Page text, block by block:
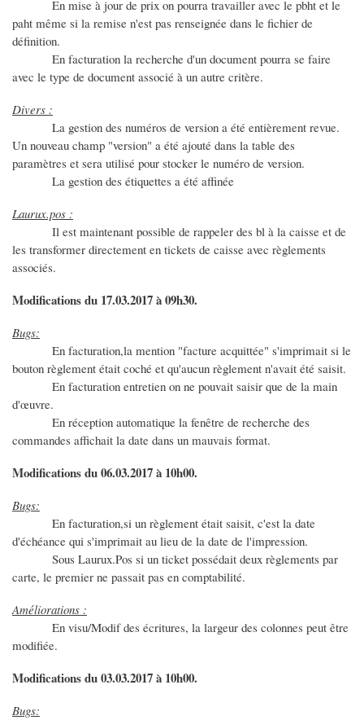
En mise à jour de prix on pourra travailler avec le pbht et le
paht même si la remise n'est pas renseignée dans le fichier de
définition.
En facturation la recherche d'un document pourra se faire
avec le type de document associé à un autre critère.
Divers :
La gestion des numéros de version a été entièrement revue.
Un nouveau champ "version" a été ajouté dans la table des
paramètres et sera utilisé pour stocker le numéro de version.
La gestion des étiquettes a été affinée
Laurux.pos :
Il est maintenant possible de rappeler des bl à la caisse et de
les transformer directement en tickets de caisse avec règlements
associés.
Modifications du 17.03.2017 à 09h30.
Bugs:
En facturation,la mention "facture acquittée" s'imprimait si le
bouton règlement était coché et qu'aucun règlement n'avait été saisit.
En facturation entretien on ne pouvait saisir que de la main
d'œuvre.
En réception automatique la fenêtre de recherche des
commandes affichait la date dans un mauvais format.
Modifications du 06.03.2017 à 10h00.
Bugs:
En facturation,si un règlement était saisit, c'est la date
d'échéance qui s'imprimait au lieu de la date de l'impression.
Sous Laurux.Pos si un ticket possédait deux règlements par
carte, le premier ne passait pas en comptabilité.
Améliorations :
En visu/Modif des écritures, la largeur des colonnes peut être
modifiée.
Modifications du 03.03.2017 à 10h00.
Bugs: